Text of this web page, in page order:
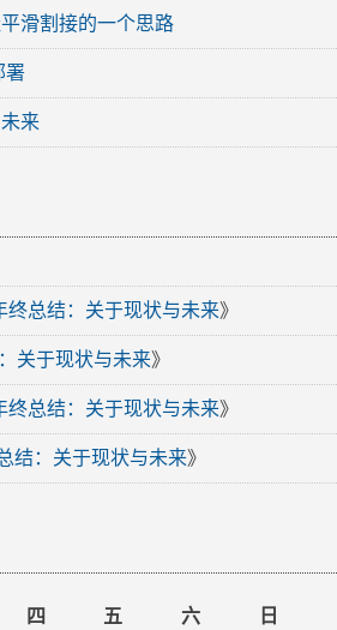
滑割接的一个思路
署
来
终总结：关于现状与未来》
关于现状与未来》
终总结：关于现状与未来》
结：关于现状与未来》
四 五 六
日